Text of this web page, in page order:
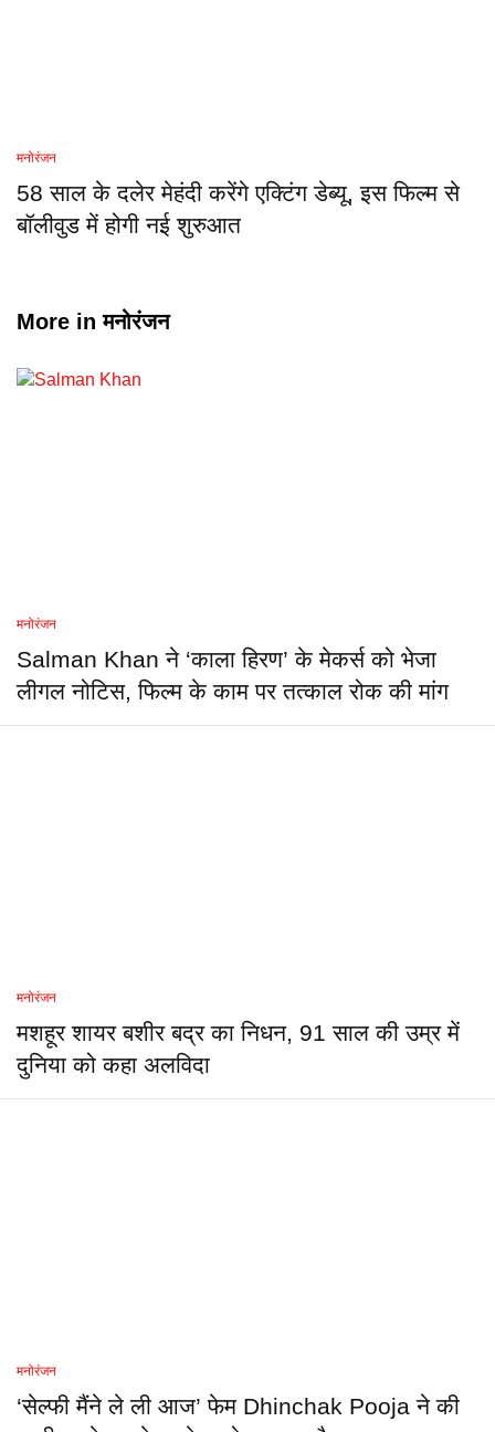
मनोरंजन
58 साल के दलेर मेहंदी करेंगे एक्टिंग डेब्यू, इस फिल्म से
बॉलीवुड में होगी नई शुरुआत
More inमनोरंजन
मनोरंजन
Salman Khan ने ‘काला हिरण’ के मेकर्स को भेजा
लीगल नोटिस, फिल्म के काम पर तत्काल रोक की मांग
मनोरंजन
मशहूर शायर बशीर बद्र का निधन, 91 साल की उम्र में
दुनिया को कहा अलविदा
मनोरंजन
‘सेल्फी मैंने ले ली आज’ फेम Dhinchak Pooja ने की